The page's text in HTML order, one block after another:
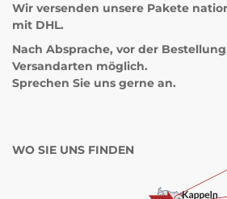
Wir versenden unsere Pakete
mit DHL.
Nach Absprache, vor der
Versandarten möglich.
Sprechen Sie uns gerne an.
WO SIE UNS FINDEN